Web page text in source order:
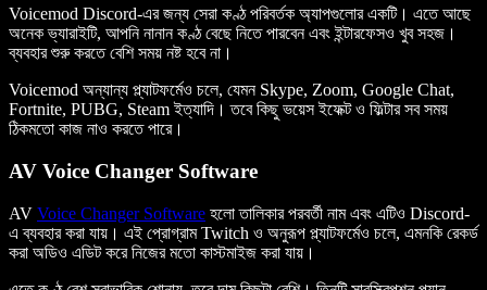
Voicemod Discord-এর জন্য সেরা কণ্ঠ পরিবর্তক অ্যাপগুলোর একটি। এতে আছে
অনেক ভ্যারাইটি, আপনি নানান কণ্ঠ বেছে নিতে পারবেন এবং ইন্টারফেসও খুব সহজ।
ব্যবহার শুরু করতে বেশি সময় নষ্ট হবে না।
Voicemod অন্যান্য প্ল্যাটফর্মেও চলে, যেমন Skype, Zoom, Google Chat,
Fortnite, PUBG, Steam ইত্যাদি। তবে কিছু ভয়েস ইফেক্ট ও ফিল্টার সব সময়
ঠিকমতো কাজ নাও করতে পারে।
AV Voice Changer Software
AV Voice Changer Software হলো তালিকার পরবর্তী নাম এবং এটিও Discord-
এ ব্যবহার করা যায়। এই প্রোগ্রাম Twitch ও অনুরূপ প্ল্যাটফর্মেও চলে, এমনকি রেকর্ড
করা অডিও এডিট করে নিজের মতো কাস্টমাইজ করা যায়।